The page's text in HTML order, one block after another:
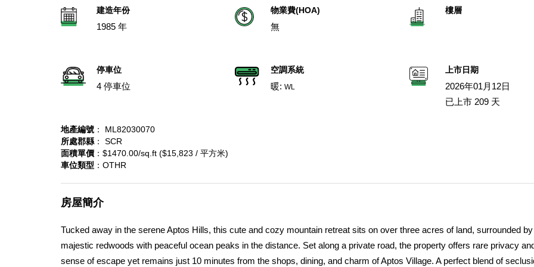
建造年份
1985 年
物業費(HOA)
無
樓層
停車位
4 停車位
空調系統
暖:WL
上市日期
2026年01月12日
已上市 209 天
地產編號 ： ML82030070
所處郡縣 ： SCR
面積單價 ：$1470.00/sq.ft ($15,823 / 平方米)
車位類型 ：OTHR
房屋簡介
Tucked away in the serene Aptos Hills, this cute and cozy mountain retreat sits on over three acres of land, surrounded by
majestic redwoods with peaceful ocean peaks in the distance. Set along a private road, the property offers rare privacy
sense of escape yet remains just 10 minutes from the shops, dining, and charm of Aptos Village. A perfect blend of